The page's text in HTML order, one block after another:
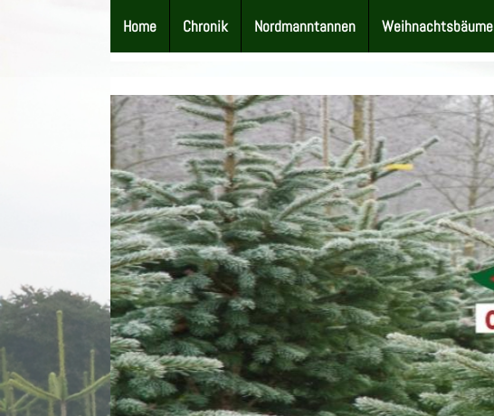
Home Chronik Nordmanntannen Weihnachtsbäume